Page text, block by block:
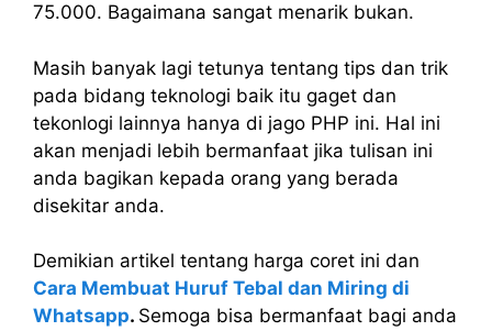
75.000. Bagaimana sangat menarik bukan.
Masih banyak lagi tetunya tentang tips dan trik
pada bidang teknologi baik itu gaget dan
tekonlogi lainnya hanya di jago PHP ini. Hal ini
akan menjadi lebih bermanfaat jika tulisan ini
anda bagikan kepada orang yang berada
disekitar anda.
Demikian artikel tentang harga coret ini dan
Cara Membuat Huruf Tebal dan Miring di
Whatsapp. Semoga bisa bermanfaat bagi anda